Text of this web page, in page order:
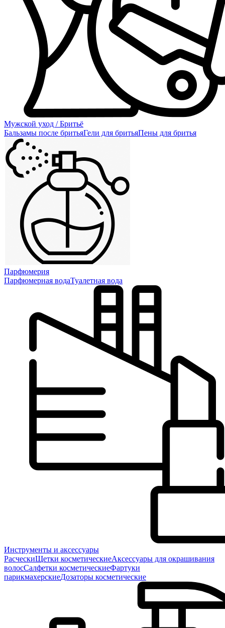
Мужской уход / Бритьё
Бальзамы после бритьяГели для бритьяПены для бритья
Парфюмерия
Парфюмерная водаТуалетная вода
Инструменты и аксессуары
РасческиЩетки косметическиеАксессуары для окрашивания
волосСалфетки косметическиеФартуки
парикмахерскиеДозаторы косметические